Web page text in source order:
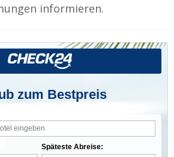
informieren.
zum Bestpreis
Späteste Abreise: